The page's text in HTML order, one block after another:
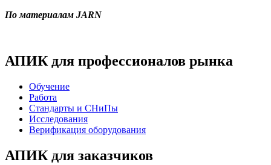
По материалам JARN
АПИК для профессионалов рынка
Обучение
Работа
Стандарты и СНиПы
Исследования
Верификация оборудования
АПИК для заказчиков